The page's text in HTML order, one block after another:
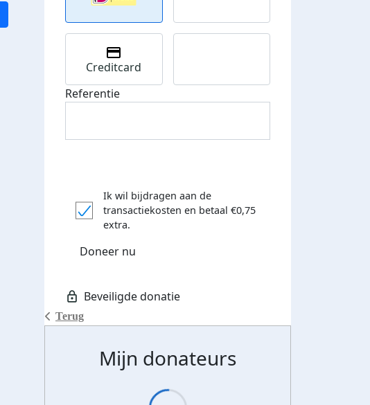
Terug
Creditcard
Referentie
Ik wil bijdragen aan de
transactiekosten en betaal €0,75
extra.
Doneer nu
Mijn donateurs